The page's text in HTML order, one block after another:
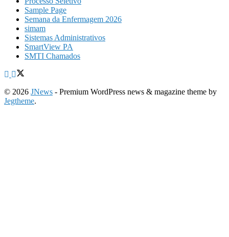
Sample Page
Semana da Enfermagem 2026
simam
Sistemas Administrativos
SmartView PA
SMTI Chamados
© 2026 JNews - Premium WordPress news & magazine theme by
Jegtheme.